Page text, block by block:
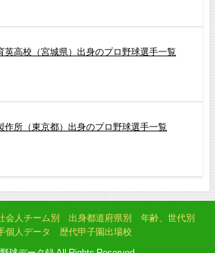
英高校（宮城県）出身のプロ野球選手一覧
作所（東京都）出身のプロ野球選手一覧
会人チーム別 出身都道府県別
年齢、世代別
個人データ
歴代甲子園出場校